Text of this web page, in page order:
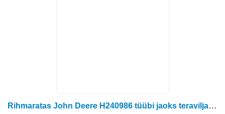
Rihmaratas John Deere H240986 tüübi jaoks teraviljakombaini John Deere